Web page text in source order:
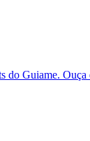
do Guiame.